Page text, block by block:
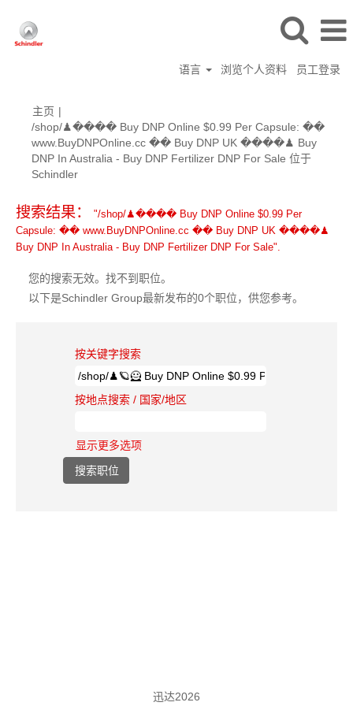
语言 浏览个人资料 员工登录
主页 |
/shop/♟���� Buy DNP Online $0.99 Per Capsule: ��
www.BuyDNPOnline.cc �� Buy DNP UK ����♟ Buy
DNP In Australia - Buy DNP Fertilizer DNP For Sale 位于
Schindler（当
页
面）
搜索结果：
"/shop/♟���� Buy DNP Online $0.99 Per
Capsule: �� www.BuyDNPOnline.cc �� Buy DNP UK ����♟
Buy DNP In Australia - Buy DNP Fertilizer DNP For Sale".
您的搜索无效。找不到职位。
以下是Schindler Group最新发布的0个职位，供您参考。
按关键字搜索
按地点搜索 / 国家/地区
显示更多选项
迅达2026